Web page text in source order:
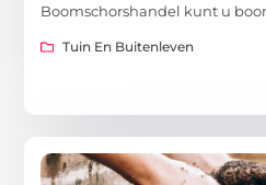
Boomschorshandel kunt u
Tuin En Buitenleven